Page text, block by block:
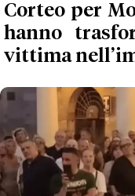
Corteo per
hanno
vittima